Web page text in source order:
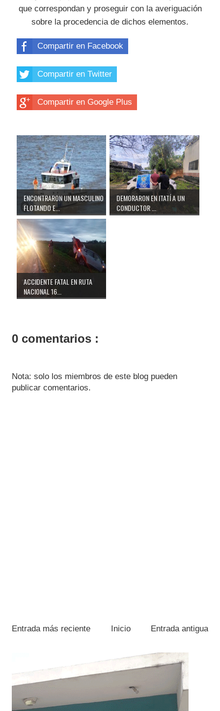
que correspondan y proseguir con la averiguación
sobre la procedencia de dichos elementos.
Compartir en Facebook
Compartir en Twitter
Compartir en Google Plus
ENCONTRARON UN MASCULINO
FLOTANDO E...
DEMORARON EN ITATÍ A UN
CONDUCTOR ...
ACCIDENTE FATAL EN RUTA
NACIONAL 16...
0 comentarios :
Nota: solo los miembros de este blog pueden
publicar comentarios.
Entrada más reciente Entrada antigua
Inicio